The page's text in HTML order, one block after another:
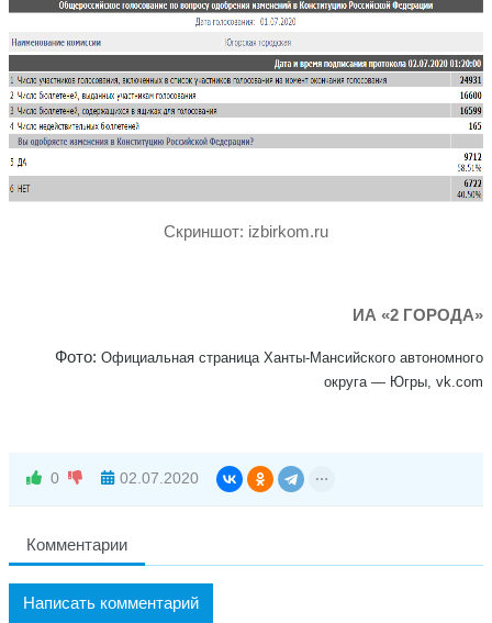
Скриншот: izbirkom.ru
ИА «2 ГОРОДА»
Фото: Официальная страница Ханты-Мансийского автономного
округа — Югры, vk.com
0 02.07.2020
Комментарии
Написать комментарий